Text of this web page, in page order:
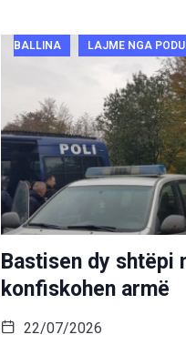
BALLINA LAJME NGA
Bastisen dy shtëpi
konfiskohen armë
22/07/2026